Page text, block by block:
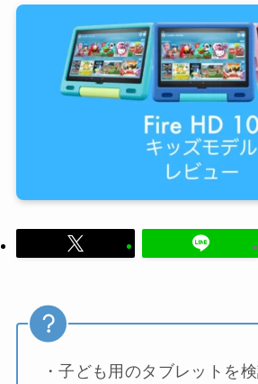
・子ども用のタブレットを